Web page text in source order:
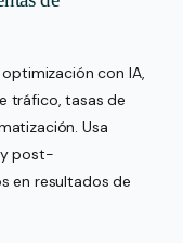
con IA,
tráfico, tasas de
Usa
post-
en resultados de